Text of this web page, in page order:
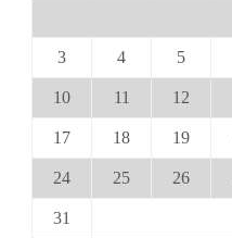
3 4 5
10 11 12
17 18 19
24 25 26
31